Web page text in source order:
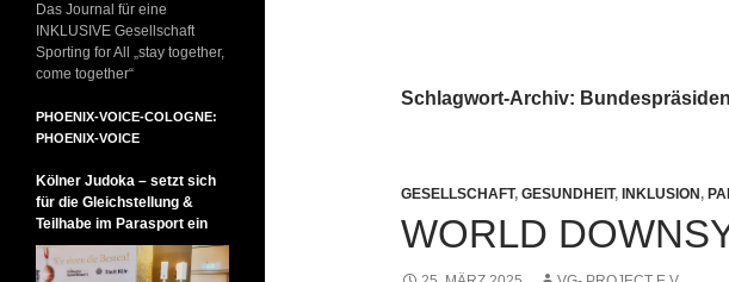
Schlagwort-Archiv:
GESELLSCHAFT, GESUNDHEIT, INKLUSION ,
WORLD
Das Journal für eine
INKLUSIVE Gesellschaft
Sporting for All „stay together,
come together“
PHOENIX-VOICE-COLOGNE:
PHOENIX-VOICE
Kölner Judoka – setzt sich
für die Gleichstellung &
Teilhabe im Parasport ein